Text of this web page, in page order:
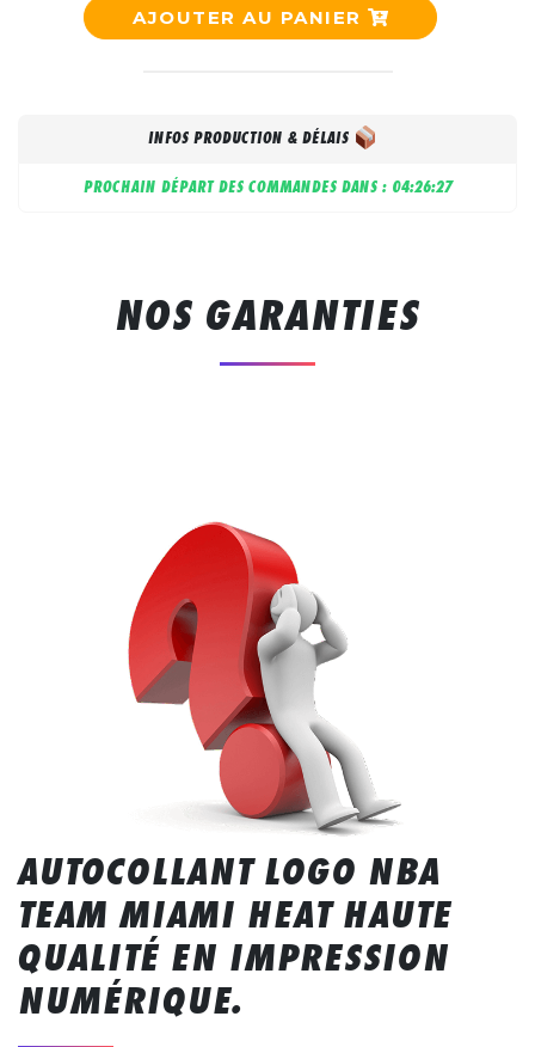
AJOUTER AU PANIER
INFOS PRODUCTION & DÉLAIS
PROCHAIN DÉPART DES COMMANDES DANS : 04:26:26
NOS GARANTIES
AUTOCOLLANT LOGO NBA
TEAM MIAMI HEAT HAUTE
QUALITÉ EN IMPRESSION
NUMÉRIQUE.